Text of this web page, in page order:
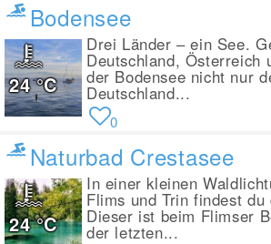
Bodensee
Drei Länder – ein See.
Deutschland, Österreich
der Bodensee nicht nur
Deutschland...
24°C
0
Naturbad Crestasee
In einer kleinen
Flims und Trin findest du
Dieser ist beim Flimser
der letzten...
24°C